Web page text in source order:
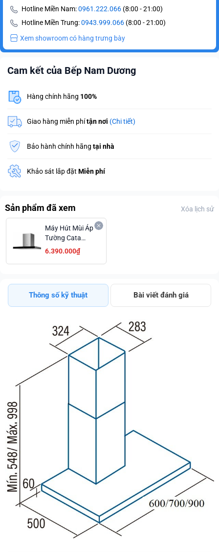
Hotline Miền Nam:0961.222.066 (8:00 - 21:00)
Hotline Miền Trung:0943.999.066 (8:00 - 21:00)
Xem showroom có hàng trưng bày
Cam kết của Bếp Nam Dương
Hàng chính hãng 100%
Giao hàng miễn phítận nơi (Chi tiết)
Bảo hành chính hãng tại nhà
Khảo sát lắp đặt Miễn phí
Sản phẩm đã xem Xóa lịch sử
Máy Hút Mùi Áp
Tường Cata
LEGEND 900
Công Suất Hút
6.390.000₫
Thông số kỹ thuật Bài viết đánh giá